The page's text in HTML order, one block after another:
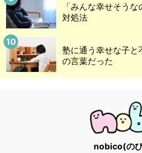
「みんな幸せそう
対処法
塾に通う幸せな子
の言葉だった
nobico(の